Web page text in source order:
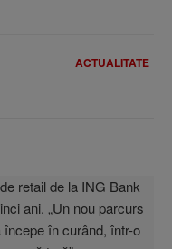
ACTUALITATE